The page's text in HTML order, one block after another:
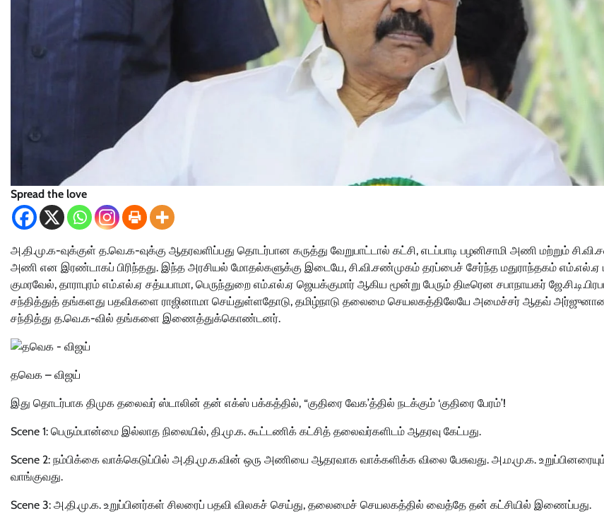
Spread the love
அ.தி.மு.க-வுக்குள் த.வெ.க-வுக்கு ஆதரவளிப்பது தொடர்பான கருத்து வேறுபாட்டால் கட்சி, எடப்பாடி பழனிசாமி அணி மற்றும்
அணி என இரண்டாகப் பிரிந்தது. இந்த அரசியல் மோதல்களுக்கு இடையே, சி.வி.சண்முகம் தரப்பைச் சேர்ந்த மதுராந்தகம் எம்.எல்.ஏ
குமரவேல், தாராபுரம் எம்.எல்.ஏ சத்யபாமா, பெருந்துறை எம்.எல்.ஏ ஜெயக்குமார் ஆகிய மூன்று பேரும் திடீரென சபாநாயகர்
சந்தித்துத் தங்களது பதவிகளை ராஜினாமா செய்துள்ளதோடு, தமிழ்நாடு தலைமை செயலகத்திலேயே அமைச்சர் ஆதவ்
சந்தித்து த.வெ.க-வில் தங்களை இணைத்துக்கொண்டனர்.
தவெக – விஜய்
இது தொடர்பாக திமுக தலைவர் ஸ்டாலின் தன் எக்ஸ் பக்கத்தில், “குதிரை வேக’த்தில் நடக்கும் ‘குதிரை பேரம்’!
Scene 1: பெரும்பான்மை இல்லாத நிலையில், தி.மு.க. கூட்டணிக் கட்சித் தலைவர்களிடம் ஆதரவு கேட்பது.
Scene 2: நம்பிக்கை வாக்கெடுப்பில் அ.தி.மு.க.வின் ஒரு அணியை ஆதரவாக வாக்களிக்க விலை பேசுவது. அ.ம.மு.க.
வாங்குவது.
Scene 3: அ.தி.மு.க. உறுப்பினர்கள் சிலரைப் பதவி விலகச் செய்து, தலைமைச் செயலகத்தில் வைத்தே தன் கட்சியில் இணைப்பது.